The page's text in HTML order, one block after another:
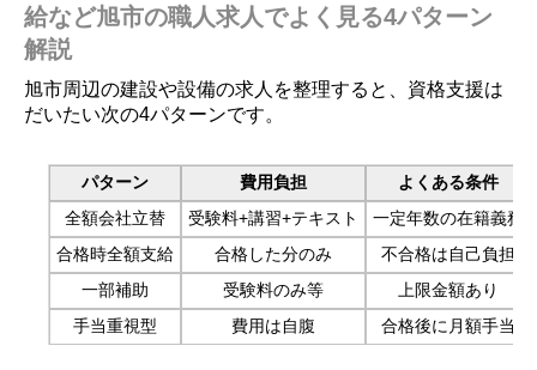
給など旭市の職人求人でよく見る4パターン
解説
旭市周辺の建設や設備の求人を整理すると、資格支援は
だいたい次の4パターンです。
パターン 費用負担
よくある条件
全額会社立替
受験料+講習+テキスト
一定年数の在籍義務
合格時全額支給
合格した分のみ
不合格は自己負担
一部補助
受験料のみ等
上限金額あり
手当重視型
費用は自腹 合格後に月額手当